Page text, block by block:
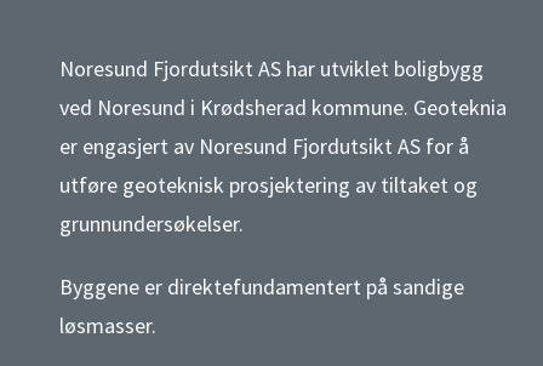
Noresund Fjordutsikt AS har utviklet boligbygg
ved Noresund i Krødsherad kommune. Geoteknia
er engasjert av Noresund Fjordutsikt AS for å
utføre geoteknisk prosjektering av tiltaket og
grunnundersøkelser.
Byggene er direktefundamentert på sandige
løsmasser.